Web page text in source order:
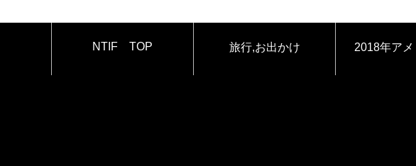
NTIF TOP 旅行,お出かけ 2018年ア